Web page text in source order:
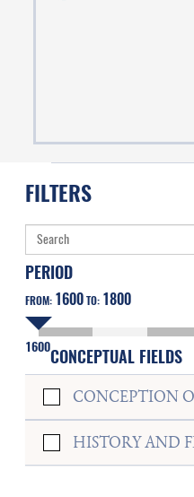
FILTERS
PERIOD
FROM: 1600TO: 1800
1600CONCEPTUAL FIELDS
CONCEPTION
HISTORY AND